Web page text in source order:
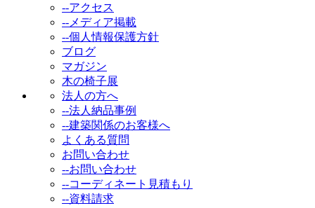
--アクセス
--メディア掲載
--個人情報保護方針
ブログ
マガジン
木の椅子展
法人の方へ
--法人納品事例
--建築関係のお客様へ
よくある質問
お問い合わせ
--お問い合わせ
--コーディネート見積もり
--資料請求